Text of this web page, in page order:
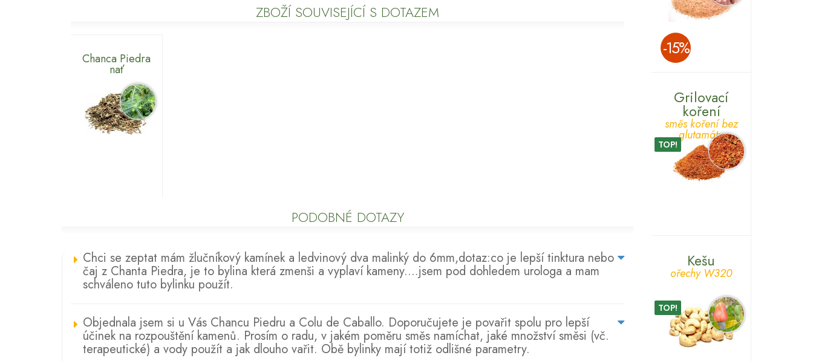
ZBOŽÍ SOUVISEJÍCÍ S DOTAZEM
Chanca Piedra
nať
PODOBNÉ DOTAZY
Chci se zeptat mám žlučníkový kamínek a ledvinový dva malinký do 6mm,dotaz:co je lepší tinktura nebo
čaj z Chanta Piedra, je to bylina která zmenši a vyplaví kameny....jsem pod dohledem urologa a mam
schváleno tuto bylinku použít.
Objednala jsem si u Vás Chancu Piedru a Colu de Caballo. Doporučujete je povařit spolu pro lepší
účinek na rozpouštění kamenů. Prosím o radu, v jakém poměru směs namíchat, jaké množství směsi (vč.
terapeutické) a vody použít a jak dlouho vařit. Obě bylinky mají totiž odlišné parametry.
NÁS
ZÁKAZNÍCI
PTAJÍ...
­-15%
Grilovací
koření
směs koření bez
glutamátu
TOP!
Kešu
ořechy W320
TOP!